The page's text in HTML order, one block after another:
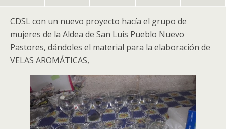
CDSL con un nuevo proyecto hacía el grupo de
mujeres de la Aldea de San Luis Pueblo Nuevo
Pastores, dándoles el material para la elaboración de
VELAS AROMÁTICAS,